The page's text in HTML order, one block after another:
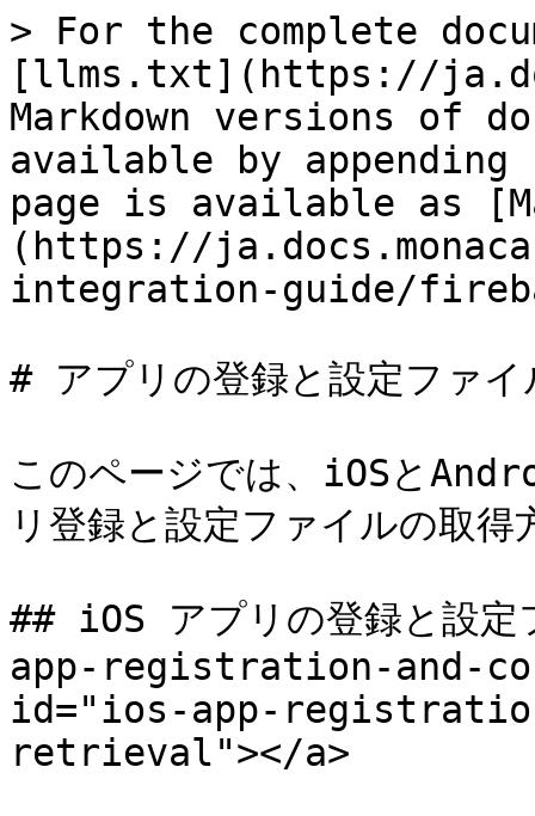
> For the complete
[llms.txt](https://
Markdown versions of
available by
page is available as
(https://
integration-guide/
# アプリの登録と設定ファイ
このページでは、iOSと
リ登録と設定ファイルの取
## iOS アプリの登録と設
app-registration-
id="ios-app-
retrieval"></a>